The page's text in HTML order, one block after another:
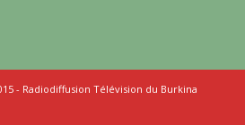
- Radiodiffusion Télévision du Burkina